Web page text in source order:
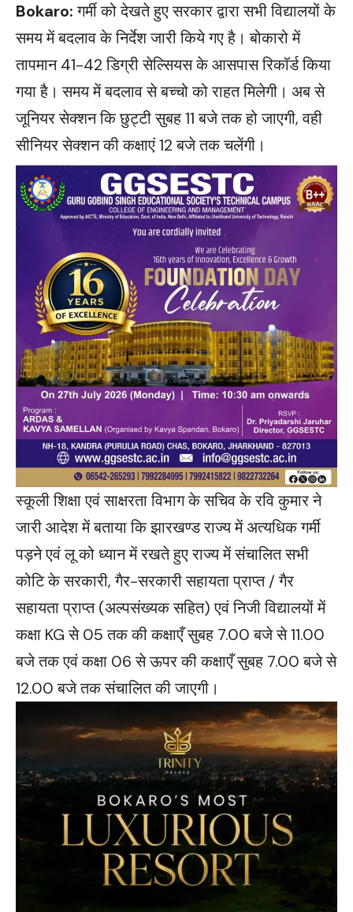
Bokaro:गर्मी को देखते हुए सरकार द्वारा सभी विद्यालयों के
समय में बदलाव के निर्देश जारी किये गए है। बोकारो में
तापमान 41-42 डिग्री सेल्सियस के आसपास रिकॉर्ड किया
गया है। समय में बदलाव से बच्चो को राहत मिलेगी। अब से
जूनियर सेक्शन कि छुट्टी सुबह 11 बजे तक हो जाएगी, वही
सीनियर सेक्शन की कक्षाएं 12 बजे तक चलेंगी।
स्कूली शिक्षा एवं साक्षरता विभाग के सचिव के रवि कुमार ने
जारी आदेश में बताया कि झारखण्ड राज्य में अत्यधिक गर्मी
पड़ने एवं लू को ध्यान में रखते हुए राज्य में संचालित सभी
कोटि के सरकारी, गैर-सरकारी सहायता प्राप्त / गैर
सहायता प्राप्त (अल्पसंख्यक सहित) एवं निजी विद्यालयों में
कक्षा KG से 05 तक की कक्षाएँ सुबह 7.00 बजे से 11.00
बजे तक एवं कक्षा 06 से ऊपर की कक्षाएँ सुबह 7.00 बजे से
12.00 बजे तक संचालित की जाएगी।